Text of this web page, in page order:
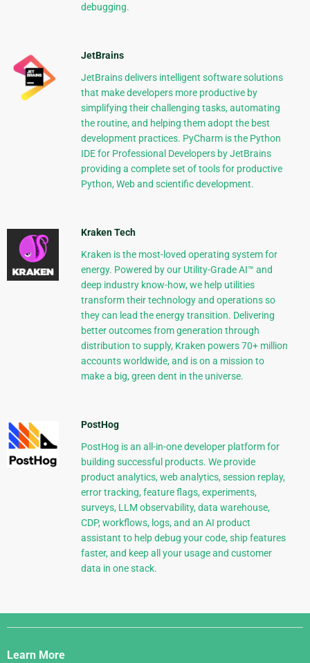
debugging.
JetBrains
JetBrains delivers intelligent software solutions
that make developers more productive by
simplifying their challenging tasks, automating
the routine, and helping them adopt the best
development practices. PyCharm is the Python
IDE for Professional Developers by JetBrains
providing a complete set of tools for productive
Python, Web and scientific development.
Kraken Tech
Kraken is the most-loved operating system for
energy. Powered by our Utility-Grade AI™ and
deep industry know-how, we help utilities
transform their technology and operations so
they can lead the energy transition. Delivering
better outcomes from generation through
distribution to supply, Kraken powers 70+ million
accounts worldwide, and is on a mission to
make a big, green dent in the universe.
PostHog
PostHog is an all-in-one developer platform for
building successful products. We provide
product analytics, web analytics, session replay,
error tracking, feature flags, experiments,
surveys, LLM observability, data warehouse,
CDP, workflows, logs, and an AI product
assistant to help debug your code, ship features
faster, and keep all your usage and customer
data in one stack.
Django
Links
Learn More